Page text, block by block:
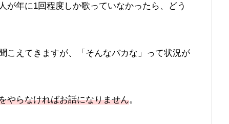
が年に1回程度しか歌っていなかったら、どう
こえてきますが、「そんなバカな」って状況が
やらなければお話になりません。